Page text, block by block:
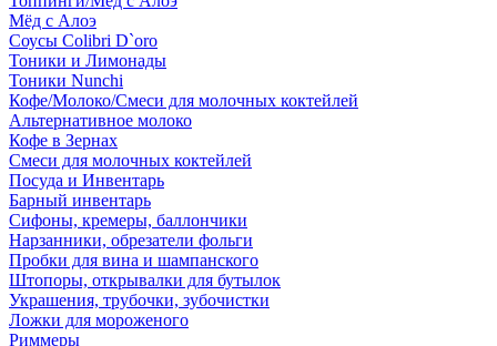
Мёд с Алоэ
Соусы Colibri D`oro
Тоники и Лимонады
Тоники Nunchi
Кофе/Молоко/Смеси для молочных коктейлей
Альтернативное молоко
Кофе в Зернах
Смеси для молочных коктейлей
Посуда и Инвентарь
Барный инвентарь
Сифоны, кремеры, баллончики
Нарзанники, обрезатели фольги
Пробки для вина и шампанского
Штопоры, открывалки для бутылок
Украшения, трубочки, зубочистки
Ложки для мороженого
Риммеры